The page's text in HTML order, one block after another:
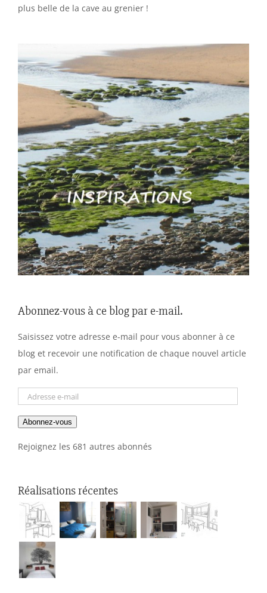
plus belle de la cave au grenier !
Abonnez-vous à ce blog par e-mail.
Saisissez votre adresse e-mail pour vous abonner à ce
blog et recevoir une notification de chaque nouvel article
par email.
Adresse
mail
Abonnez-vous
Rejoignez les 681 autres abonnés
Réalisations récentes